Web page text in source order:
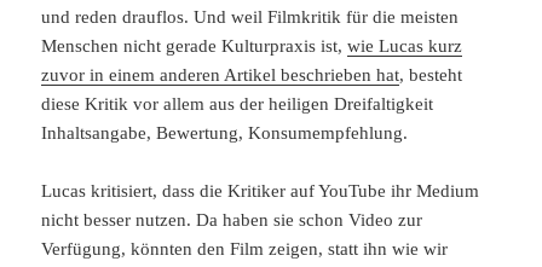
und reden drauflos. Und weil Filmkritik für die meisten
Menschen nicht gerade Kulturpraxis ist,wie Lucas kurz
zuvor in einem anderen Artikel beschrieben hat, besteht
diese Kritik vor allem aus der heiligen Dreifaltigkeit
Inhaltsangabe, Bewertung, Konsumempfehlung.
Lucas kritisiert, dass die Kritiker auf YouTube ihr Medium
nicht besser nutzen. Da haben sie schon Video zur
Verfügung, könnten den Film zeigen, statt ihn wie wir